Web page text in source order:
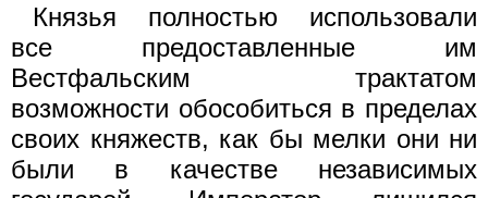
Князья полностью использовали
все предоставленные им
Вестфальским трактатом
возможности обособиться в пределах
своих княжеств, как бы мелки они ни
были в качестве независимых